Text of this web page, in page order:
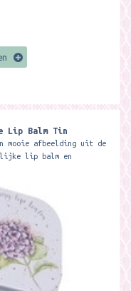
Lip Balm Tin
afbeelding uit de
lip balm en